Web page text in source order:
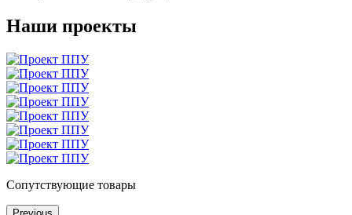
Наши проекты
Сопутствующие товары